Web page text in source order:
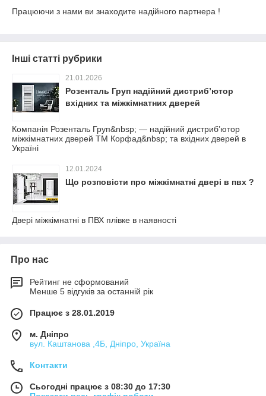
Працюючи з нами ви знаходите надійного партнера !
Інші статті рубрики
21.01.2026
Розенталь Груп надійний дистриб’ютор
вхідних та міжкімнатних дверей
Компанія Розенталь Груп&nbsp; — надійний дистриб’ютор
міжкімнатних дверей ТМ Корфад&nbsp; та вхідних дверей в
Україні
12.01.2024
Що розповісти про міжкімнатні двері в пвх ?
Двері міжкімнатні в ПВХ плівке в наявності
Про нас
Рейтинг не сформований
Менше 5 відгуків за останній рік
Працює з 28.01.2019
м. Дніпро
вул. Каштанова ,4Б, Дніпро, Україна
Контакти
Сьогодні працює з 08:30 до 17:30